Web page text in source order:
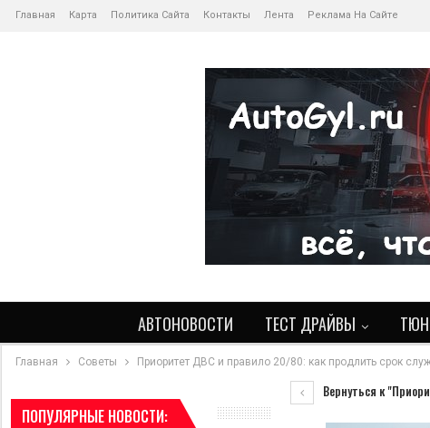
Главная Карта Политика Сайта Контакты Лента Реклама На Сайте
АВТОНОВОСТИ ТЕСТ ДРАЙВЫ
Главная Советы Приоритет ДВС и правило 20/80: как продлить срок
Вернуться к
ПОПУЛЯРНЫЕ НОВОСТИ: